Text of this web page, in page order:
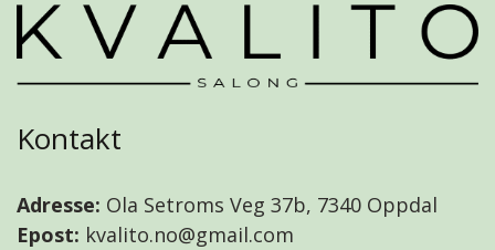
Kontakt
Adresse: Ola Setroms Veg 37b, 7340 Oppdal
Epost: kvalito.no@gmail.com